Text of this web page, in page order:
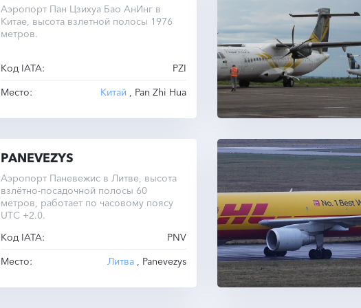
Аэропорт Пан Цзихуа Бао АнИнг в
Китае, высота взлетной полосы 1976
метров.
Код IATA:
PZI
Место:
Китай , Pan Zhi Hua
PANEVEZYS
Аэропорт Паневежис в Литве, высота
взлётно-посадочной полосы 60
метров, работает по часовому поясу
UTC +2.0.
Код IATA:
PNV
Место:
Литва , Panevezys